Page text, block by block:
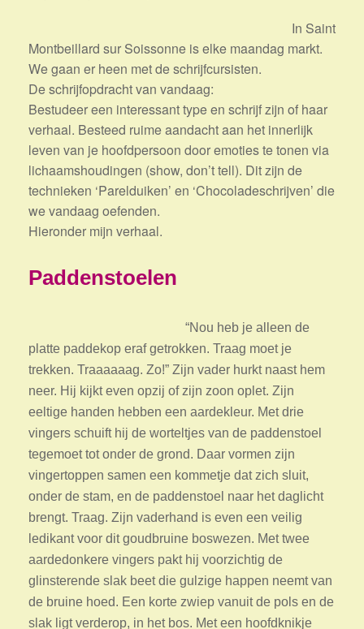
In Saint
Montbeillard sur Soissonne is elke maandag markt.
We gaan er heen met de schrijfcursisten.
De schrijfopdracht van vandaag:
Bestudeer een interessant type en schrijf zijn of haar
verhaal. Besteed ruime aandacht aan het innerlijk
leven van je hoofdpersoon door emoties te tonen via
lichaamshoudingen (show, don’t tell). Dit zijn de
technieken ‘Parelduiken’ en ‘Chocoladeschrijven’ die
we vandaag oefenden.
Hieronder mijn verhaal.
Paddenstoelen
“Nou heb je alleen de
platte paddekop eraf getrokken. Traag moet je
trekken. Traaaaaag. Zo!” Zijn vader hurkt naast hem
neer. Hij kijkt even opzij of zijn zoon oplet. Zijn
eeltige handen hebben een aardekleur. Met drie
vingers schuift hij de worteltjes van de paddenstoel
tegemoet tot onder de grond. Daar vormen zijn
vingertoppen samen een kommetje dat zich sluit,
onder de stam, en de paddenstoel naar het daglicht
brengt. Traag. Zijn vaderhand is even een veilig
ledikant voor dit goudbruine boswezen. Met twee
aardedonkere vingers pakt hij voorzichtig de
glinsterende slak beet die gulzige happen neemt van
de bruine hoed. Een korte zwiep vanuit de pols en de
slak ligt verderop, in het bos. Met een hoofdknikje